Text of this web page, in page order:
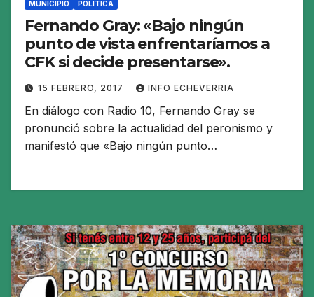
MUNICIPIO POLITICA
Fernando Gray: «Bajo ningún
punto de vista enfrentaríamos a
CFK si decide presentarse».
15 FEBRERO, 2017 INFO ECHEVERRIA
En diálogo con Radio 10, Fernando Gray se
pronunció sobre la actualidad del peronismo y
manifestó que «Bajo ningún punto…